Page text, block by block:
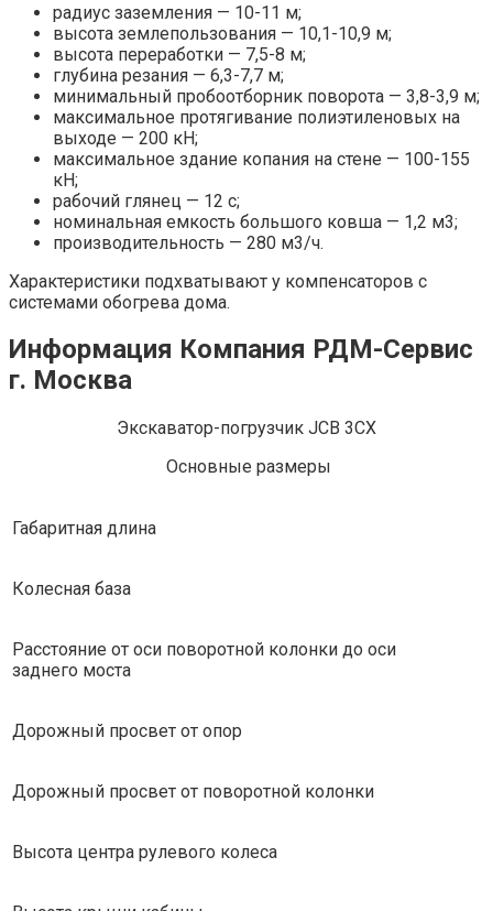
радиус заземления — 10-11 м;
высота землепользования — 10,1-10,9 м;
высота переработки — 7,5-8 м;
глубина резания — 6,3-7,7 м;
минимальный пробоотборник поворота — 3,8-3,9 м;
максимальное протягивание полиэтиленовых на
выходе — 200 кН;
максимальное здание копания на стене — 100-155
кН;
рабочий глянец — 12 с;
номинальная емкость большого ковша — 1,2 м3;
производительность — 280 м3/ч.
Характеристики подхватывают у компенсаторов с
системами обогрева дома.
Информация Компания РДМ-Сервис
г. Москва
Экскаватор-погрузчик JCB 3CX
Основные размеры
Габаритная длина
Колесная база
Расстояние от оси поворотной колонки до оси
заднего моста
Дорожный просвет от опор
Дорожный просвет от поворотной колонки
Высота центра рулевого колеса